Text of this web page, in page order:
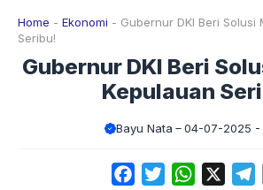
Home - Ekonomi - Gubernur DKI Beri Solusi
Seribu!
Gubernur DKI Beri
Kepulauan
Bayu Nata 04-07-2025 -
FacebookTwitterWhatsApp